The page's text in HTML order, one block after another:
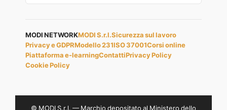
MODI NETWORKMODI S.r.l.Sicurezza sul lavoro
Privacy e GDPRModello 231ISO 37001Corsi online
Piattaforma e-learningContattiPrivacy Policy
Cookie Policy
© MODI S.r.l. — Marchio depositato al Ministero dello